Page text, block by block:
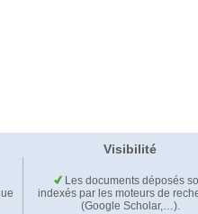
Visibilité
Les documents déposés
indexés par les moteurs de
(Google Scholar,…).